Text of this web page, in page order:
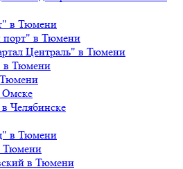
в Тюмени
порт" в Тюмени
Централь" в Тюмени
в Тюмени
Омске
Челябинске
в Тюмени
Тюмени
в Тюмени